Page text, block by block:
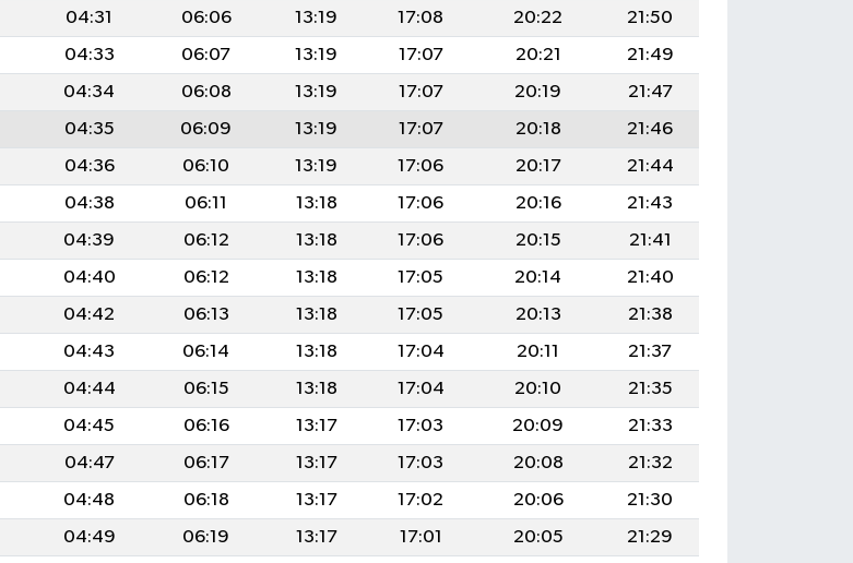
04:31 06:06 13:19 17:08 20:22
21:50
04:33 06:07 13:19 17:07 20:21
21:49
04:34 06:08 13:19 17:07 20:19
21:47
04:35 06:09 13:19 17:07 20:18
21:46
04:36 06:10 13:19 17:06 20:17
21:44
04:38 06:11 13:18 17:06 20:16
21:43
04:39 06:12 13:18 17:06 20:15
21:41
04:40 06:12 13:18 17:05 20:14
21:40
04:42 06:13 13:18 17:05 20:13
21:38
04:43 06:14 13:18 17:04 20:11
21:37
04:44 06:15 13:18 17:04 20:10
21:35
04:45 06:16 13:17 17:03 20:09
21:33
04:47 06:17 13:17 17:03 20:08
21:32
04:48 06:18 13:17 17:02 20:06
21:30
04:49 06:19 13:17 17:01 20:05
21:29